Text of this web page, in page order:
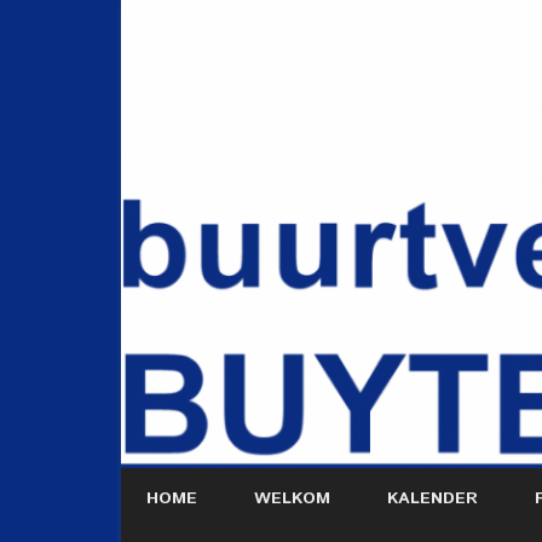
HOME WELKOM KALENDER